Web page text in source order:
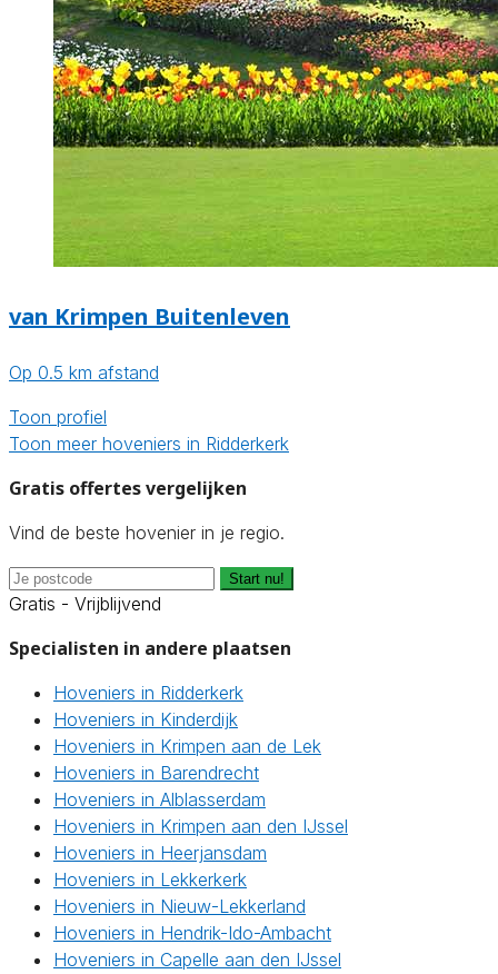
van Krimpen Buitenleven
Op 0.5 km afstand
Toon profiel
Toon meer hoveniers in Ridderkerk
Gratis offertes vergelijken
Vind de beste hovenier in je regio.
Start nu!
Gratis - Vrijblijvend
Specialisten in andere plaatsen
Hoveniers in Ridderkerk
Hoveniers in Kinderdijk
Hoveniers in Krimpen aan de Lek
Hoveniers in Barendrecht
Hoveniers in Alblasserdam
Hoveniers in Krimpen aan den IJssel
Hoveniers in Heerjansdam
Hoveniers in Lekkerkerk
Hoveniers in Nieuw-Lekkerland
Hoveniers in Hendrik-Ido-Ambacht
Hoveniers in Capelle aan den IJssel